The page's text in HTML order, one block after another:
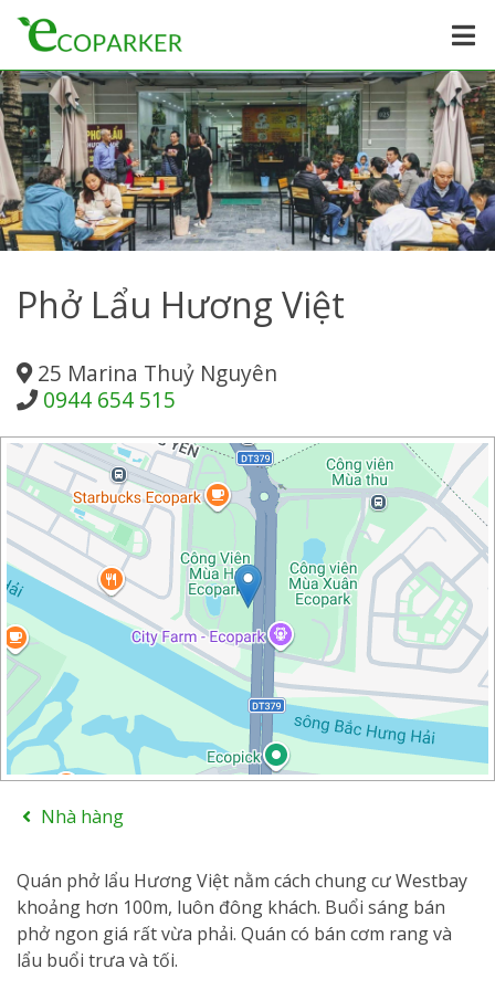
Phở Lẩu Hương Việt
25 Marina Thuỷ Nguyên
0944 654 515
+
−
Google
Nhà hàng
Quán phở lẩu Hương Việt nằm cách chung cư Westbay
khoảng hơn 100m, luôn đông khách. Buổi sáng bán
phở ngon giá rất vừa phải. Quán có bán cơm rang và
lẩu buổi trưa và tối.